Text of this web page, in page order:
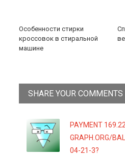
Особенности стирки
кроссовок в стиральной
машине
SHARE YOUR COMMENTS
PAYMENT
GRAPH.ORG/
04-21-3?